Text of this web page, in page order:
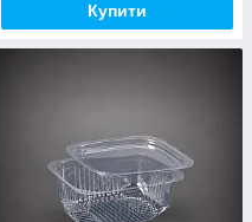
Купити